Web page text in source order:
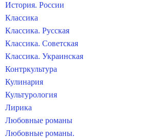
История. России
Классика
Классика. Русская
Классика. Советская
Классика. Украинская
Контркультура
Кулинария
Культурология
Лирика
Любовные романы
Любовные романы.